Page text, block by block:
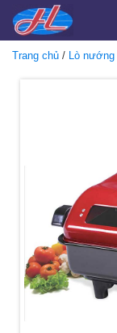
Trang chủ / Lò nướng